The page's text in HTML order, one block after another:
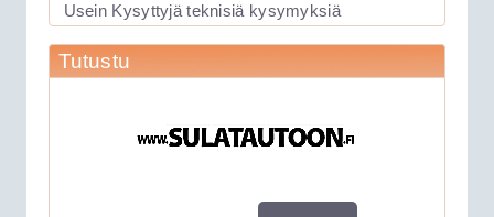
Keskuslukituksen kauko-ohjauslaite
Viper 211HV
Usein Kysyttyjä teknisiä kysymyksiä
Tutustu